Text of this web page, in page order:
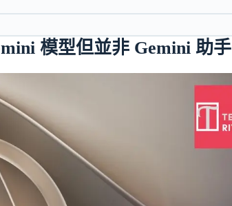
模型但並非 Gemini 助手